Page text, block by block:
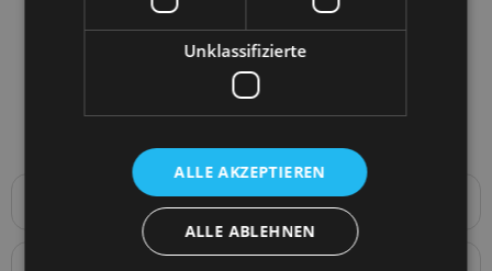
Produktbeschreibung
Halsband p&#243
Unklassifizierte
ALLE AKZEPTIEREN
ALLE ABLEHNEN